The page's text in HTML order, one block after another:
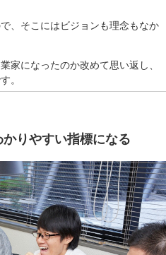
、そこにはビジョンも理念もなか
家になったのか改めて思い返し、
。
りやすい指標になる